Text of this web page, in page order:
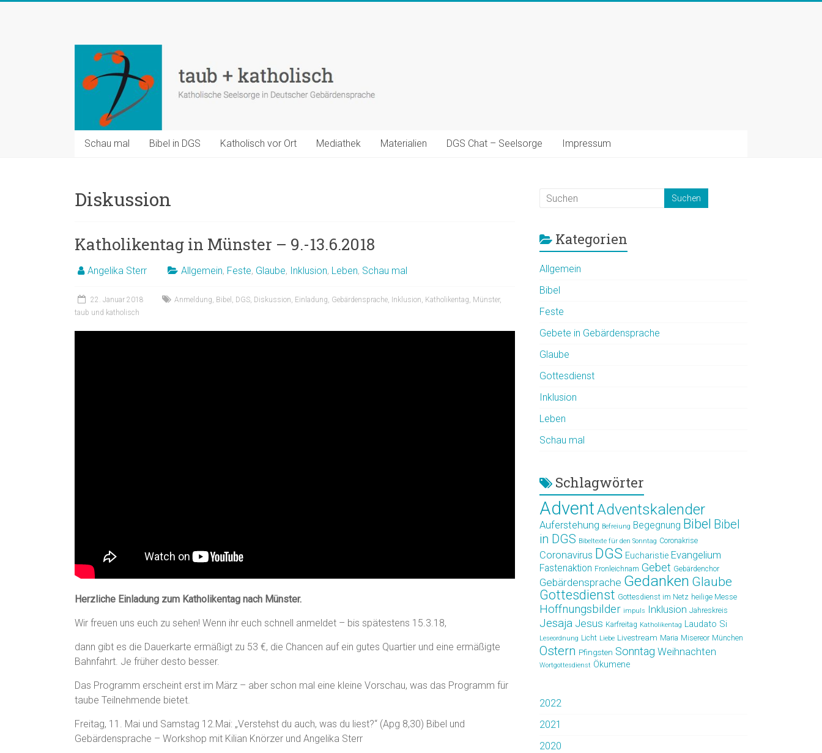
taub
katholisch
Katholische
Seelsorge
Schau mal Bibel in DGS Katholisch vor Ort Mediathek Materialien DGS Chat – Seelsorge Impressum
Diskussion
Katholikentag in Münster – 9.-13.6.2018
Angelika Sterr Allgemein, Feste, Glaube, Inklusion, Leben, Schau mal
22. Januar 2018 Anmeldung, Bibel , DGS, Diskussion, Einladung, Gebärdensprache, Inklusion, Katholikentag, Münster,
taub und katholisch
Herzliche Einladung zum Katholikentag nach Münster.
Wir freuen uns euch zu sehen! Wenn ihr euch schnell anmeldet – bis spätestens 15.3.18,
dann gibt es die Dauerkarte ermäßigt zu 53 €, die Chancen auf ein gutes Quartier und eine ermäßigte
Bahnfahrt. Je früher desto besser.
Das Programm erscheint erst im März – aber schon mal eine kleine Vorschau, was das Programm für
taube Teilnehmende bietet.
Freitag, 11. Mai und Samstag 12.Mai: „Verstehst du auch, was du liest?“ (Apg 8,30) Bibel und
Gebärdensprache – Workshop mit Kilian Knörzer und Angelika Sterr
Kategorien
Allgemein
Bibel
Feste
Gebete in Gebärdensprache
Glaube
Gottesdienst
Inklusion
Leben
Schau mal
Schlagwörter
AdventAdventskalender
Auferstehung Befreiung Begegnung Bibel Bibel
in DGS Bibeltexte für den Sonntag Coronakrise
Coronavirus DGS Eucharistie Evangelium
Fastenaktion Fronleichnam Gebet Gebärdenchor
Gebärdensprache Gedanken Glaube
Gottesdienst Gottesdienst im Netz heilige Messe
Hoffnungsbilder impuls Inklusion Jahreskreis
Jesaja Jesus Karfreitag Katholikentag Laudato Si
Leseordnung Licht Liebe Livestream Maria Misereor München
Ostern Pfingsten Sonntag Weihnachten
Wortgottesdienst Ökumene
2022
2021
2020